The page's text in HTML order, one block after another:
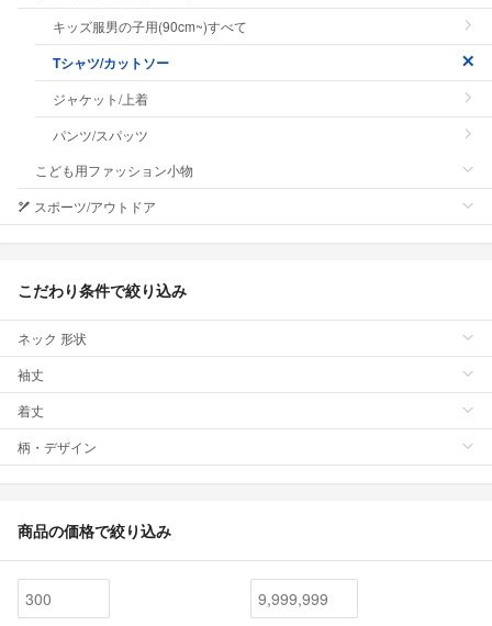
キッズ服男の子用(90cm~)すべて
Tシャツ/カットソー
ジャケット/上着
パンツ/スパッツ
こども用ファッション小物
スポーツ/アウトドア
こだわり条件で絞り込み
ネック 形状
袖丈
着丈
柄・デザイン
商品の価格で絞り込み